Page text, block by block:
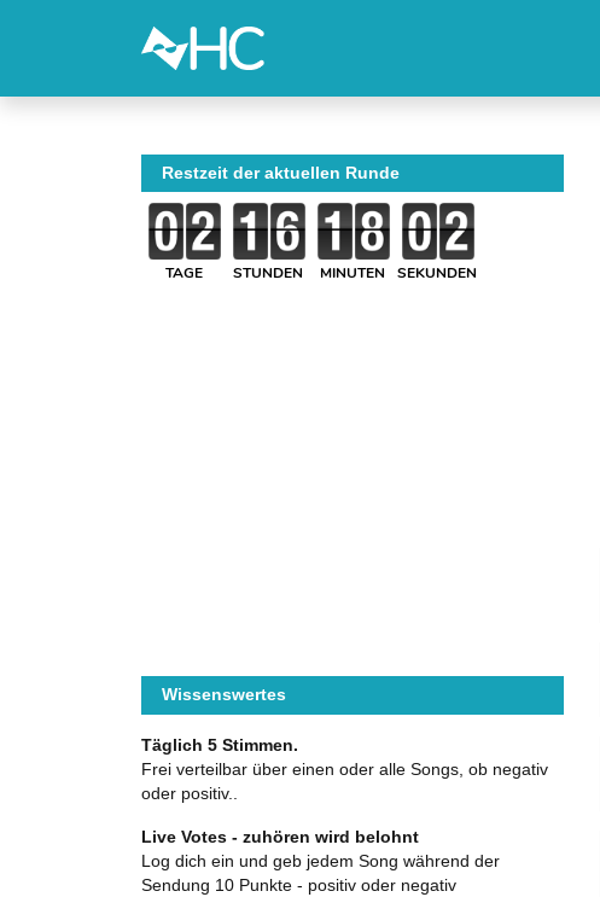
Restzeit der aktuellen Runde
TAGE STUNDEN MINUTEN SEKUNDEN
Wissenswertes
Täglich 5 Stimmen.
Frei verteilbar über einen oder alle Songs, ob negativ
oder positiv..
Live Votes - zuhören wird belohnt
Log dich ein und geb jedem Song während der
Sendung 10 Punkte - positiv oder negativ